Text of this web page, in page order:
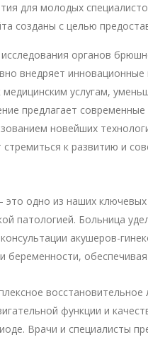
для молодых
созданы с целью
органов
внедряет
услугам,
предлагает
новейших
к развитию и
это одно из наших
патологией. Больница
акушеров-
беременности,
функции и
Врачи и специалисты